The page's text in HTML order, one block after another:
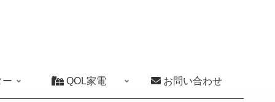
QOL家電 お問い合わせ